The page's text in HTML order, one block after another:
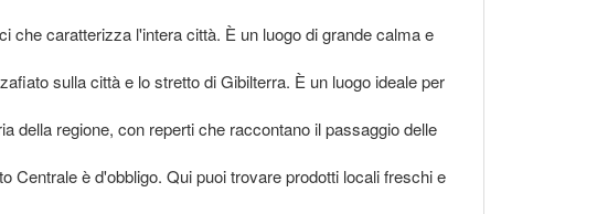
che caratterizza l'intera città. È un luogo di grande calma e
sulla città e lo stretto di Gibilterra. È un luogo ideale per
della regione, con reperti che raccontano il passaggio delle
Centrale è d'obbligo. Qui puoi trovare prodotti locali freschi e